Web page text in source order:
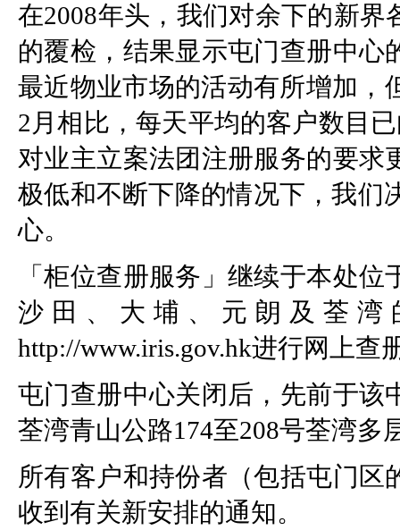
在2008年头，我们对余下的新
的覆检，结果显示屯门查册中
最近物业市场的活动有所增加，
2月相比，每天平均的客户数目
对业主立案法团注册服务的要求
极低和不断下降的情况下，我们
心。
「柜位查册服务」继续于本处
沙田、大埔、元朗及荃
http://www.iris.gov.hk进行网上查
屯门查册中心关闭后，先前于该
荃湾青山公路174至208号荃湾多
所有客户和持份者（包括屯门
收到有关新安排的通知。